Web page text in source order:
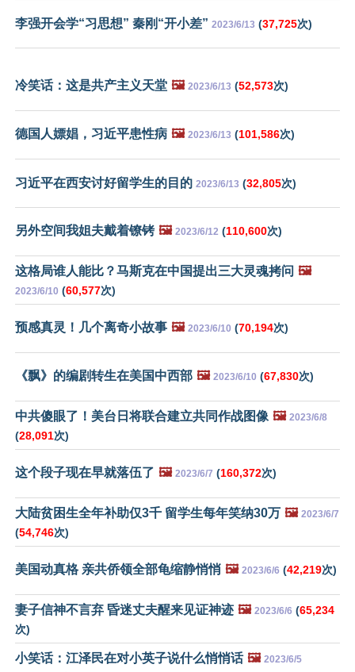
李强开会学“习思想” 秦刚“开小差” 2023/6/13 (37,725次)
冷笑话：这是共产主义天堂 🖼️ 2023/6/13 (52,573次)
德国人嫖娼，习近平患性病 🖼️ 2023/6/13 (101,586次)
习近平在西安讨好留学生的目的 2023/6/13 (32,805次)
另外空间我姐夫戴着镣铐 🖼️ 2023/6/12 (110,600次)
这格局谁人能比？马斯克在中国提出三大灵魂拷问 🖼️
2023/6/10 (60,577次)
预感真灵！几个离奇小故事 🖼️ 2023/6/10 (70,194次)
《飘》的编剧转生在美国中西部 🖼️ 2023/6/10 (67,830次)
中共傻眼了！美台日将联合建立共同作战图像 🖼️ 2023/6/8
(28,091次)
这个段子现在早就落伍了 🖼️ 2023/6/7 (160,372次)
大陆贫困生全年补助仅3千 留学生每年笑纳30万 🖼️ 2023/6/7
(54,746次)
美国动真格 亲共侨领全部龟缩静悄悄 🖼️ 2023/6/6 (42,219次)
妻子信神不言弃 昏迷丈夫醒来见证神迹 🖼️ 2023/6/6 (65,234
次)
小笑话：江泽民在对小英子说什么悄悄话 🖼️ 2023/6/5